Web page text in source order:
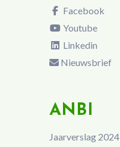
Facebook
Youtube
Linkedin
Nieuwsbrief
ANBI
Jaarverslag 2024